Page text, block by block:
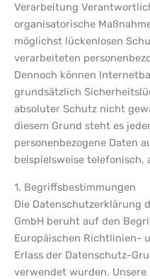
Verarbeitung
organisatorische
möglichst lückenlosen
verarbeiteten
Dennoch können
grundsätzlich
absoluter Schutz nicht
diesem Grund steht es
personenbezogene Daten
beispielsweise telefonisch,
1. Begriffsbestimmungen
Die Datenschutzerklärung
GmbH beruht auf den
Europäischen Richtlinien-
Erlass der Datenschutz-
verwendet wurden.